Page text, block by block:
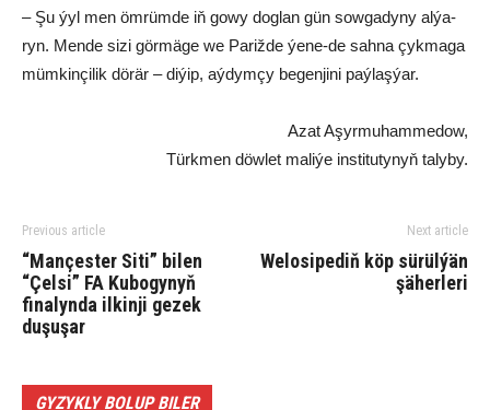
– Şu ýyl men öm­rüm­de iň go­wy dog­lan gün sow­ga­dy­ny al­ýa­
ryn. Men­de si­zi gör­mä­ge we Pa­riž­de ýe­ne-de sah­na çyk­ma­ga
müm­kin­çi­lik dö­rär – di­ýip, aý­dym­çy be­gen­ji­ni paý­laş­ýar.
Azat Aşyrmuhammedow,
Türkmen döwlet maliýe institutynyň talyby.
Previous article
“Mançester Siti” bilen
“Çelsi” FA Kubogynyň
finalynda ilkinji gezek
duşuşar
Next article
Welosipediň köp sürülýän
şäherleri
GYZYKLY BOLUP BILER